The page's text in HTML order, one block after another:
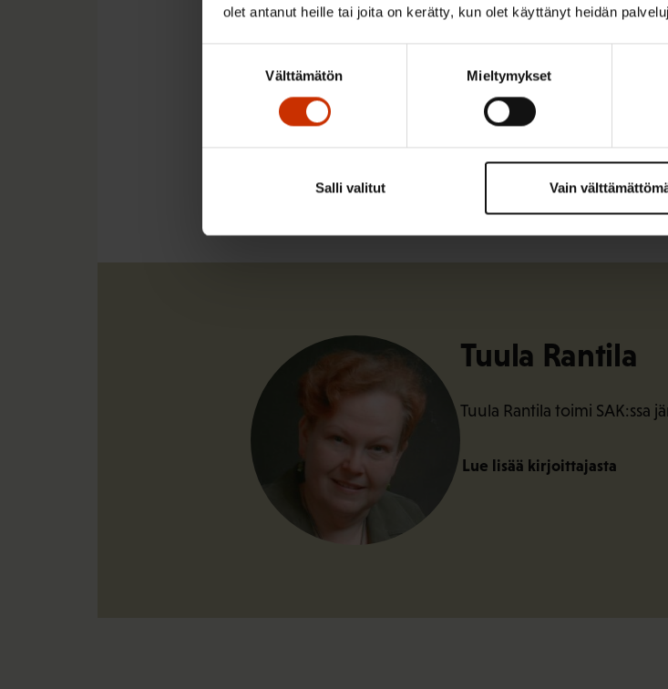
olet antanut heille tai joita on kerätty, kun olet käyttänyt heidän
Välttämätön Mieltymykset
Vain
Salli valitut
Amisbarometriin 2019 osallistui 9 584 ammatillisen toisen
KOULUTUS
Tuula Rantila
Tuula Rantila toimi SAK:ssa
Lue lisää kirjoittajasta